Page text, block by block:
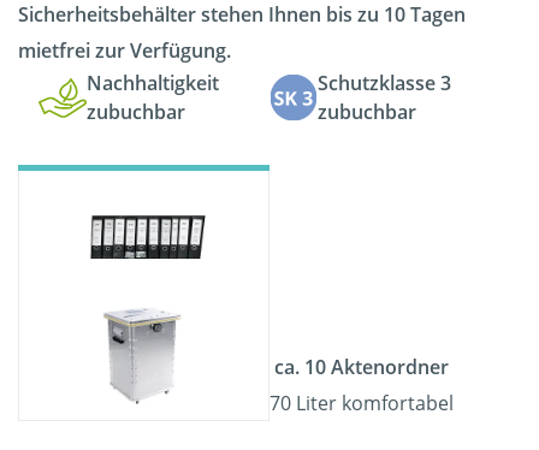
Sicherheitsbehälter stehen Ihnen bis zu 10 Tagen
mietfrei zur Verfügung.
Nachhaltigkeit
zubuchbar
Schutzklasse 3
zubuchbar
ca. 10 Aktenordner
70 Liter komfortabel